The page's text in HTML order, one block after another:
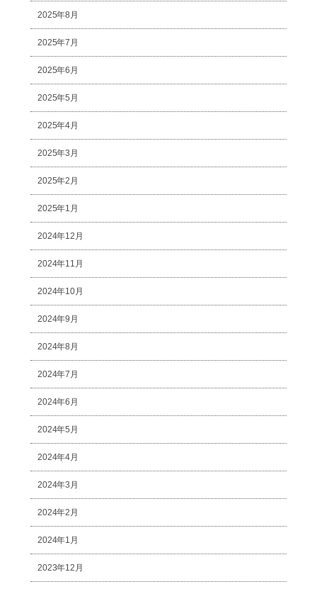
2025年8月
2025年7月
2025年6月
2025年5月
2025年4月
2025年3月
2025年2月
2025年1月
2024年12月
2024年11月
2024年10月
2024年9月
2024年8月
2024年7月
2024年6月
2024年5月
2024年4月
2024年3月
2024年2月
2024年1月
2023年12月